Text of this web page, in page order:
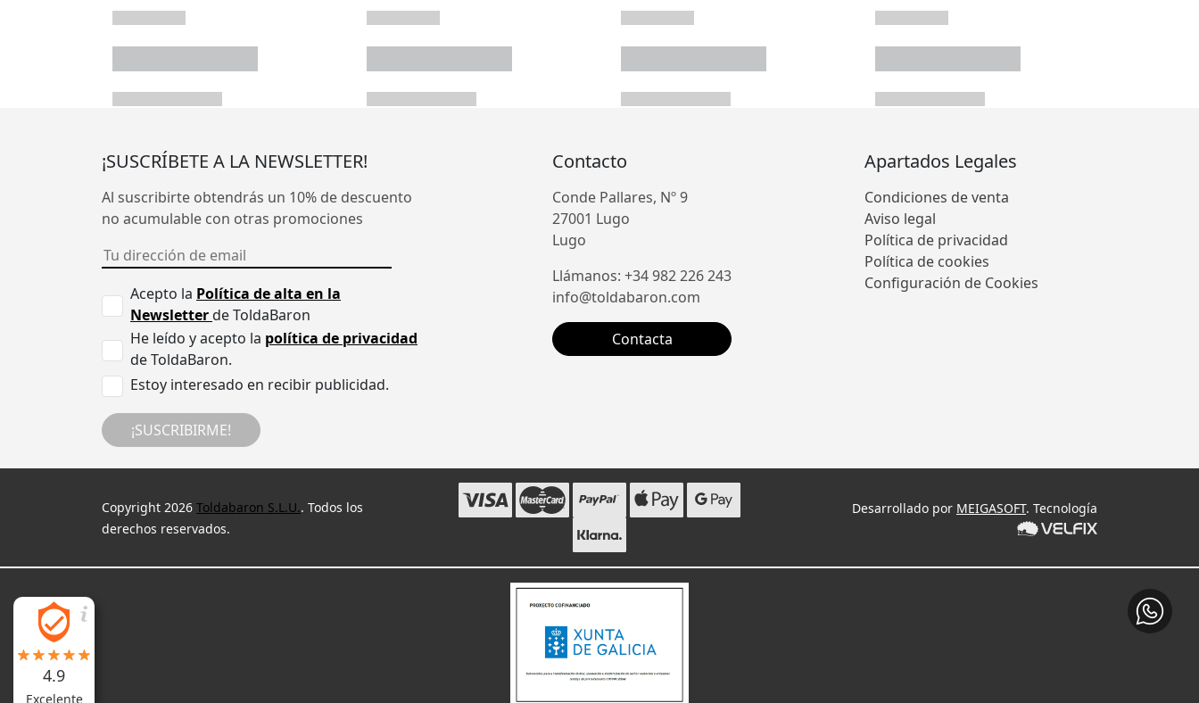
¡SUSCRÍBETE A LA NEWSLETTER!
Al suscribirte obtendrás un 10% de descuento
no acumulable con otras promociones
Acepto la Política de alta en la
Newsletterde ToldaBaron
He leído y acepto la política de privacidad
de ToldaBaron.
Estoy interesado en recibir publicidad.
¡SUSCRIBIRME!
Contacto
Conde Pallares, Nº 9
27001 Lugo
Lugo
Llámanos: +34 982 226 243
info@toldabaron.com
Contacta
Apartados Legales
Condiciones de venta
Aviso legal
Política de privacidad
Política de cookies
Configuración de Cookies
Copyright 2026 Toldabaron S.L.U.. Todos los
derechos reservados.
Desarrollado por MEIGASOFT. Tecnología
4.9
Excelente